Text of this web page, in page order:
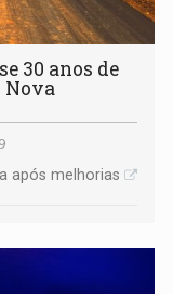
30 anos de
Nova
após melhorias